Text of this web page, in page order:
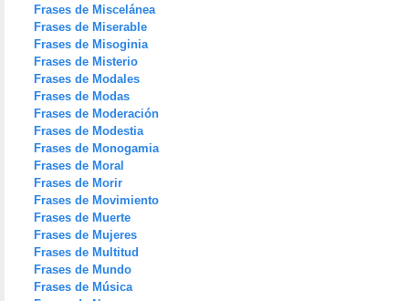
Frases de Miscelánea
Frases de Miserable
Frases de Misoginia
Frases de Misterio
Frases de Modales
Frases de Modas
Frases de Moderación
Frases de Modestia
Frases de Monogamia
Frases de Moral
Frases de Morir
Frases de Movimiento
Frases de Muerte
Frases de Mujeres
Frases de Multitud
Frases de Mundo
Frases de Música